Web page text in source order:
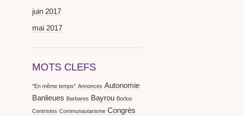
juin 2017
mai 2017
MOTS CLEFS
"En même temps" Annonces Autonomie
Banlieues Barbares Bayrou Borloo
Centristes Communautarisme Congrès